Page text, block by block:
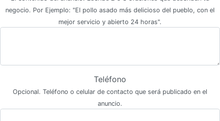
negocio. Por Ejemplo: "El pollo asado más delicioso del pueblo, con el
mejor servicio y abierto 24 horas".
Teléfono
Opcional. Teléfono o celular de contacto que será publicado en el
anuncio.